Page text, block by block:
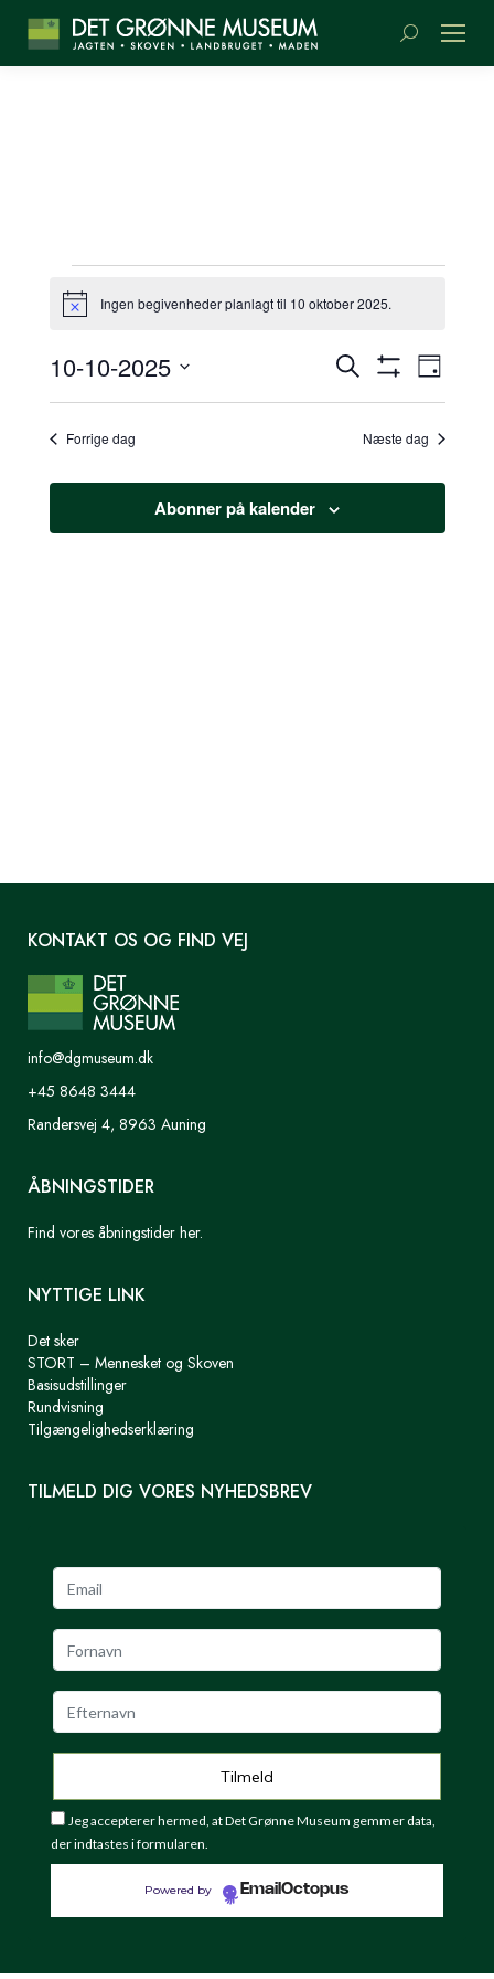
Søge:
BEGIVENHEDER
10
OKTOBER
MeddelelseIngen begivenheder planlagt til 10 oktober 2025.
SØGNING
OG
Søg
Filter
Dag
10-10-2025
Vælg
Forrige dag Næste dag
Abonner på kalender
KONTAKT OS OG FIND VEJ
info@dgmuseum.dk
+45 8648 3444
Randersvej 4, 8963 Auning
ÅBNINGSTIDER
Find vores åbningstider her.
NYTTIGE LINK
Det sker
STORT – Mennesket og Skoven
Basisudstillinger
Rundvisning
Tilgængelighedserklæring
TILMELD DIG VORES NYHEDSBREV
Jeg accepterer hermed, at Det Grønne Museum gemmer data,
der indtastes i formularen.
Powered by EmailOctopus